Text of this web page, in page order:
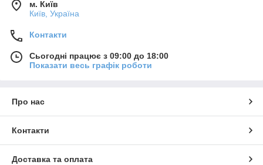
м. Київ
Київ, Україна
Контакти
Сьогодні працює з 09:00 до 18:00
Показати весь графік роботи
Про нас
Контакти
Доставка та оплата